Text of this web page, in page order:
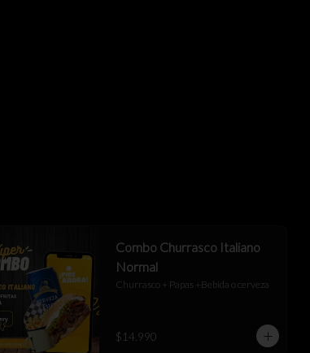
Combo Churrasco Italiano
Normal
Churrasco + Papas +Bebida o cerveza
$14.990